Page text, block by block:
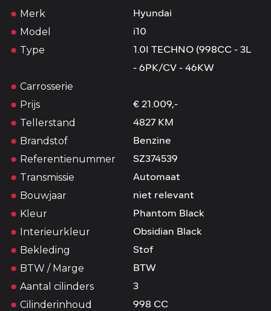
Merk Hyundai
Model i10
Type
1.0I TECHNO (998CC - 3L
- 6PK/CV - 46KW
Carrosserie
Prijs
€ 21.009,-
Tellerstand 4827 KM
Brandstof Benzine
Referentienummer SZ374539
Transmissie Automaat
Bouwjaar niet relevant
Kleur Phantom Black
Interieurkleur Obsidian Black
Bekleding Stof
BTW / Marge BTW
Aantal cilinders 3
Cilinderinhoud 998 CC